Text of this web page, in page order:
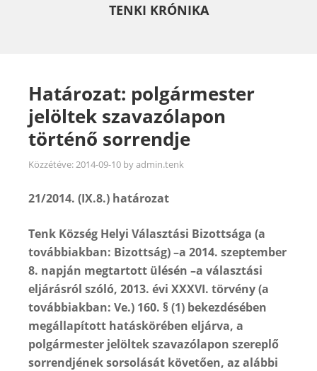
TENKI KRÓNIKA
Határozat: polgármester
jelöltek szavazólapon
történő sorrendje
Közzétéve:2014-09-10 byadmin.tenk
21/2014. (IX.8.) határozat
Tenk Község Helyi Választási Bizottsága (a
továbbiakban: Bizottság) –a 2014. szeptember
8. napján megtartott ülésén –a választási
eljárásról szóló, 2013. évi XXXVI. törvény (a
továbbiakban: Ve.) 160. § (1) bekezdésében
megállapított hatáskörében eljárva, a
polgármester jelöltek szavazólapon szereplő
sorrendjének sorsolását követően, az alábbi